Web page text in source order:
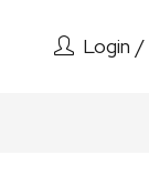
Login